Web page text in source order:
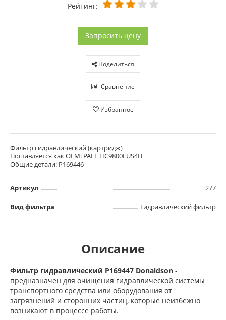
Рейтинг:
Запросить цену
Поделиться
Сравнение
Избранное
Фильтр гидравлический (картридж)
Поставляется как OEM: PALL HC9800FUS4H
Общие детали: P169446
Артикул 277
Вид фильтра Гидравлический фильтр
Описание
Фильтр гидравлический P169447 Donaldson -
предназначен для очищения гидравлической системы
транспортного средства или оборудования от
загрязнений и сторонних частиц, которые неизбежно
возникают в процессе работы.